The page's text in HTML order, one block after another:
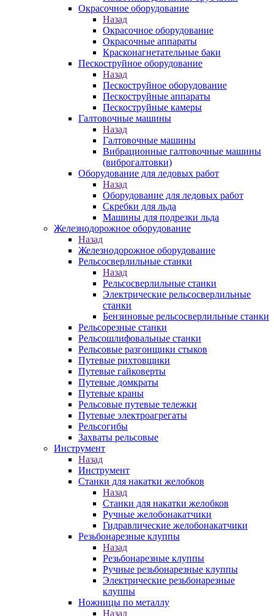
Окрасочное оборудование
Назад
Окрасочное оборудование
Окрасочные аппараты
Красконагнетательные баки
Пескоструйное оборудование
Назад
Пескоструйное оборудование
Пескоструйные аппараты
Пескоструйные камеры
Галтовочные машины
Назад
Галтовочные машины
Вибрационные галтовочные машины
(виброгалтовки)
Оборудование для ледовых работ
Назад
Оборудование для ледовых работ
Скребки для льда
Машины для подрезки льда
Железнодорожное оборудование
Назад
Железнодорожное оборудование
Рельсосверлильные станки
Назад
Рельсосверлильные станки
Электрические рельсосверлильные
станки
Бензиновые рельсосверлильные станки
Рельсорезные станки
Рельсошлифовальные станки
Рельсовые разгонщики стыков
Путевые рихтовщики
Путевые гайковерты
Путевые домкраты
Путевые краны
Рельсовые путевые тележки
Путевые электроагрегаты
Рельсогибы
Захваты рельсовые
Инструмент
Назад
Инструмент
Станки для накатки желобков
Назад
Станки для накатки желобков
Ручные желобонакатчики
Гидравлические желобонакатчики
Резьбонарезные клуппы
Назад
Резьбонарезные клуппы
Ручные резьбонарезные клуппы
Электрические резьбонарезные
клуппы
Ножницы по металлу
Назад